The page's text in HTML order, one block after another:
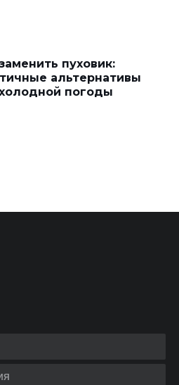
пуховик:
альтернативы
погоды